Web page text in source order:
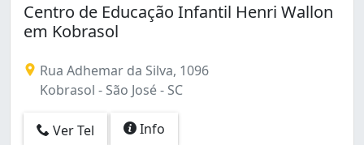
Centro de Educação Infantil Henri Wallon
em Kobrasol
Rua Adhemar da Silva, 1096
Kobrasol - São José - SC
Ver Tel Info